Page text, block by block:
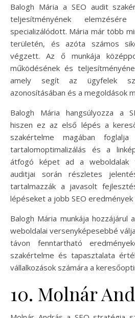
Balogh Mária a SEO audit
teljesítményének
specializálódott. Mária már több
területén, és azóta számos
végzett. Az ő munkája
működésének és
amely segít az ügyfelek
azonosításában és a megoldások
Balogh Mária hangsúlyozza a
hiszen ez az első lépés a
szakértelme magában
tartalomoptimalizálás és a
átfogó képet ad a weboldalak
auditjai során részletes
tartalmazzák a javasolt
lépéseket a jobb SEO
Balogh Mária munkája hozzájárul
weboldalai versenyképesebbé
távon fenntartható
szakértelme és tapasztalata
vállalkozások számára a
10. Molnár